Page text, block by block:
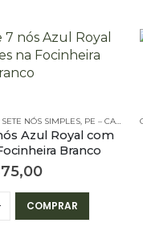
SETE NÓS SIMPLES PE – CABRESTOS
Azul Royal com
Branco
75,00
COMPRAR